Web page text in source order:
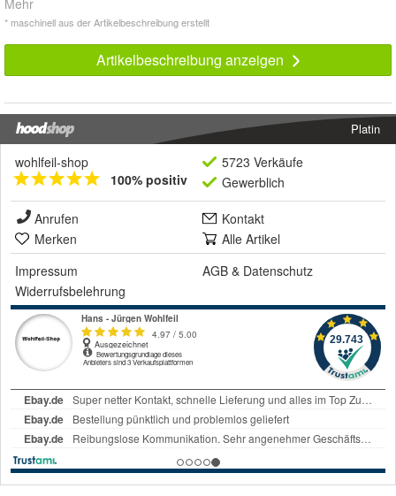
Mehr
* maschinell aus der Artikelbeschreibung erstellt
Artikelbeschreibung anzeigen
Platin
wohlfeil-shop
100% positiv
5723 Verkäufe
Gewerblich
Anrufen
Kontakt
Merken
Alle Artikel
Impressum
AGB & Datenschutz
Widerrufsbelehrung